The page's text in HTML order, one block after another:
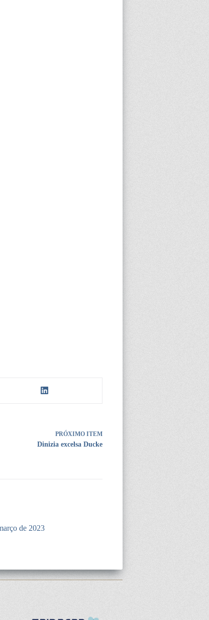
PRÓXIMO ITEM
Dinizia excelsa Ducke
de 2023